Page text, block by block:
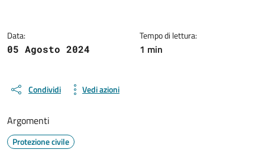
Data:
05 Agosto 2024
Tempo di lettura:
1 min
Condividi Vedi azioni
Argomenti
Protezione civile